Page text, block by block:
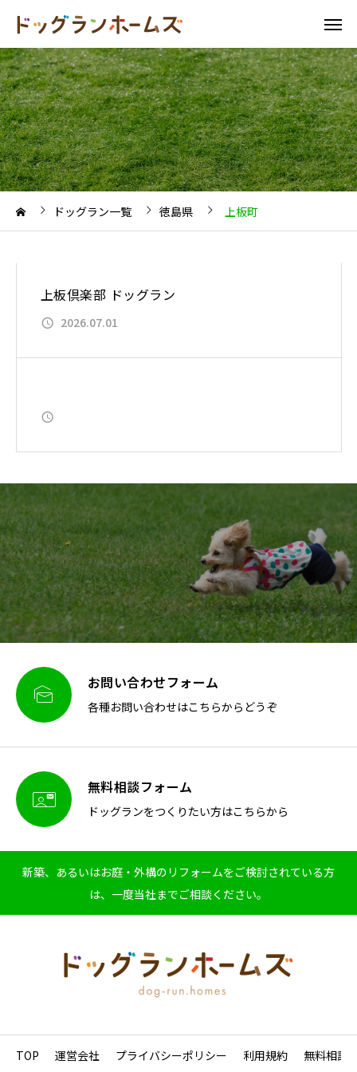
ドッグラン一覧 徳島県 上板町
上板倶楽部 ドッグラン
2026.07.01
 お問い合わせフォーム
各種お問い合わせはこちらからどうぞ
 無料相談フォーム
ドッグランをつくりたい方はこちらから
新築、あるいはお庭・外構のリフォームをご検討されている方
は、一度当社までご相談ください。
TOP 運営会社 プライバシーポリシー 利用規約 無料相談